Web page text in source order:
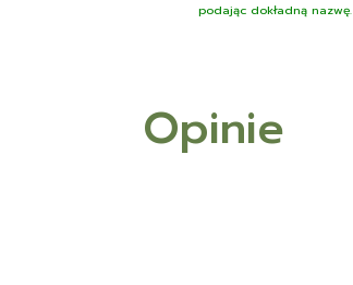
podając dokładną nazwę.
Opinie